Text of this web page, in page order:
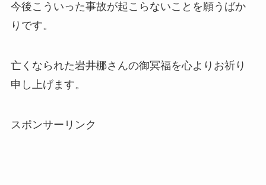
今後こういった事故が起こらないことを願うばか
りです。
亡くなられた岩井梛さんの御冥福を心よりお祈り
申し上げます。
スポンサーリンク